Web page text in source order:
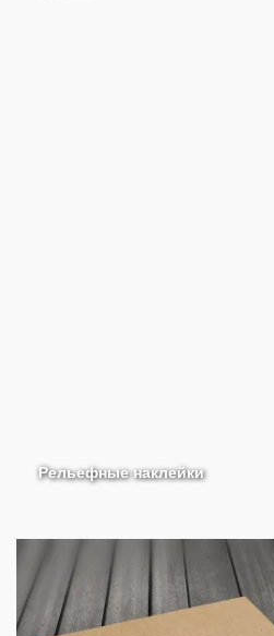
Рельефные наклейки